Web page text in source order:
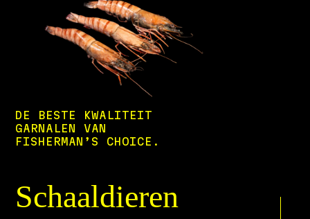
DE BESTE KWALITEIT
GARNALEN VAN
FISHERMAN’S CHOICE.
Schaaldieren